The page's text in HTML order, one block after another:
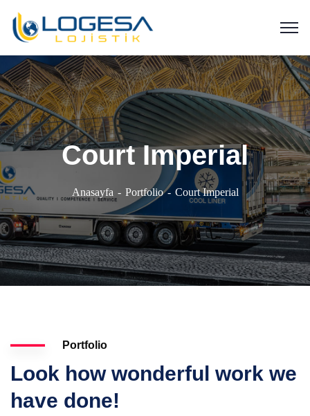
Court Imperial
Anasayfa Portfolio Court Imperial
Portfolio
Look how wonderful work we
have done!